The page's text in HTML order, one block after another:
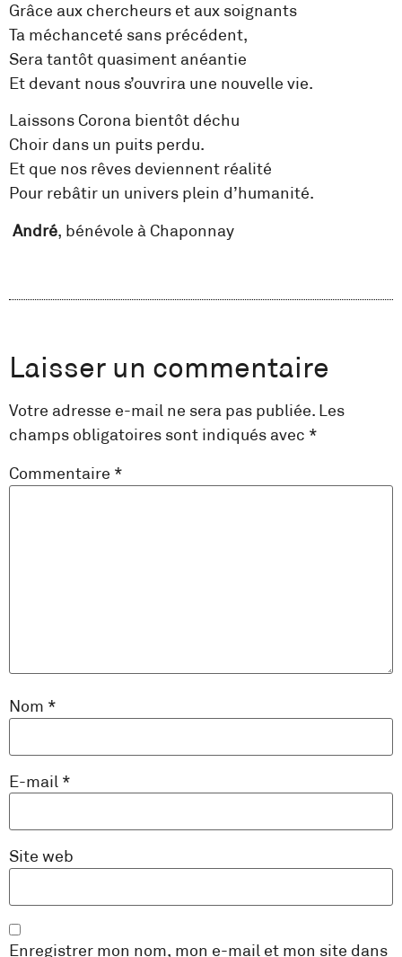
Grâce aux chercheurs et aux soignants
Ta méchanceté sans précédent,
Sera tantôt quasiment anéantie
Et devant nous s’ouvrira une nouvelle vie.
Laissons Corona bientôt déchu
Choir dans un puits perdu.
Et que nos rêves deviennent réalité
Pour rebâtir un univers plein d’humanité.
André, bénévole à Chaponnay
Laisser un commentaire
Votre adresse e-mail ne sera pas publiée. Les
champs obligatoires sont indiqués avec *
Commentaire *
Nom *
E-mail *
Site web
Enregistrer mon nom, mon e-mail et mon site dans